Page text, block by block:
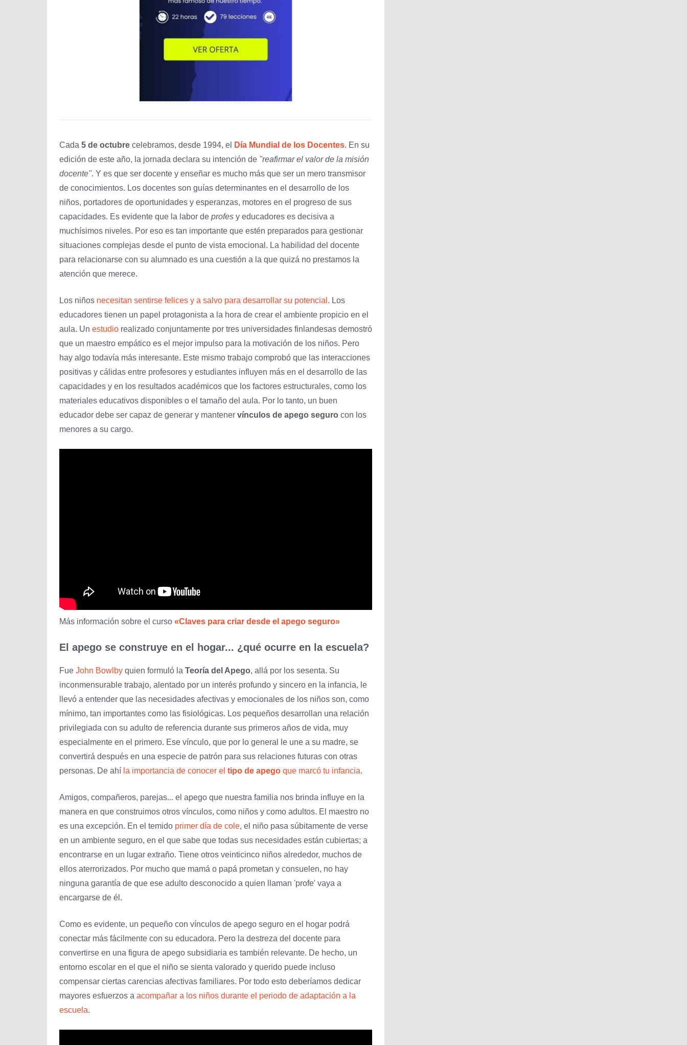
Cada 5 de octubre celebramos, desde 1994, el Día Mundial de los Docentes. En su
edición de este año, la jornada declara su intención de "reafirmar el valor de la misión
docente". Y es que ser docente y enseñar es mucho más que ser un mero transmisor
de conocimientos. Los docentes son guías determinantes en el desarrollo de los
niños, portadores de oportunidades y esperanzas, motores en el progreso de sus
capacidades. Es evidente que la labor de profes y educadores es decisiva a
muchísimos niveles. Por eso es tan importante que estén preparados para gestionar
situaciones complejas desde el punto de vista emocional. La habilidad del docente
para relacionarse con su alumnado es una cuestión a la que quizá no prestamos la
atención que merece.
Los niños necesitan sentirse felices y a salvo para desarrollar su potencial . Los
educadores tienen un papel protagonista a la hora de crear el ambiente propicio en el
aula. Un estudio realizado conjuntamente por tres universidades finlandesas demostró
que un maestro empático es el mejor impulso para la motivación de los niños. Pero
hay algo todavía más interesante. Este mismo trabajo comprobó que las interacciones
positivas y cálidas entre profesores y estudiantes influyen más en el desarrollo de las
capacidades y en los resultados académicos que los factores estructurales, como los
materiales educativos disponibles o el tamaño del aula. Por lo tanto, un buen
educador debe ser capaz de generar y mantener vínculos de apego seguro con los
menores a su cargo.
Más información sobre el curso «Claves para criar desde el apego seguro»
El apego se construye en el hogar... ¿qué ocurre en la escuela?
Fue John Bowlby quien formuló la Teoría del Apego, allá por los sesenta. Su
inconmensurable trabajo, alentado por un interés profundo y sincero en la infancia, le
llevó a entender que las necesidades afectivas y emocionales de los niños son, como
mínimo, tan importantes como las fisiológicas. Los pequeños desarrollan una relación
privilegiada con su adulto de referencia durante sus primeros años de vida, muy
especialmente en el primero. Ese vínculo, que por lo general le une a su madre, se
convertirá después en una especie de patrón para sus relaciones futuras con otras
personas. De ahí la importancia de conocer el tipo de apego que marcó tu infancia.
Amigos, compañeros, parejas... el apego que nuestra familia nos brinda influye en la
manera en que construimos otros vínculos, como niños y como adultos. El maestro no
es una excepción. En el temido primer día de cole, el niño pasa súbitamente de verse
en un ambiente seguro, en el que sabe que todas sus necesidades están cubiertas; a
encontrarse en un lugar extraño. Tiene otros veinticinco niños alrededor, muchos de
ellos aterrorizados. Por mucho que mamá o papá prometan y consuelen, no hay
ninguna garantía de que ese adulto desconocido a quien llaman 'profe' vaya a
encargarse de él.
Como es evidente, un pequeño con vínculos de apego seguro en el hogar podrá
conectar más fácilmente con su educadora. Pero la destreza del docente para
convertirse en una figura de apego subsidiaria es también relevante. De hecho, un
entorno escolar en el que el niño se sienta valorado y querido puede incluso
compensar ciertas carencias afectivas familiares. Por todo esto deberíamos dedicar
mayores esfuerzos a acompañar a los niños durante el periodo de adaptación a la
escuela.